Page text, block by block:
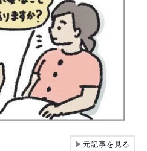
▶元記事を見る